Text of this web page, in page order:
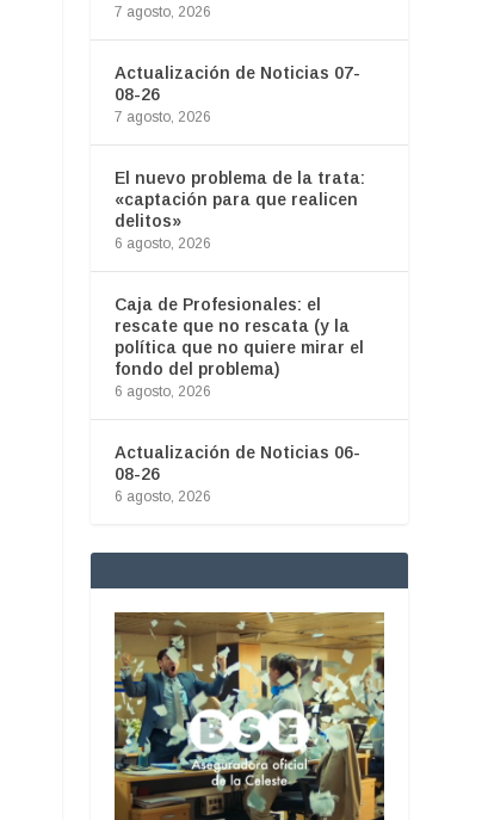
7 agosto, 2026
Actualización de Noticias 07-
08-26
7 agosto, 2026
El nuevo problema de la trata:
«captación para que realicen
delitos»
6 agosto, 2026
Caja de Profesionales: el
rescate que no rescata (y la
política que no quiere mirar el
fondo del problema)
6 agosto, 2026
Actualización de Noticias 06-
08-26
6 agosto, 2026